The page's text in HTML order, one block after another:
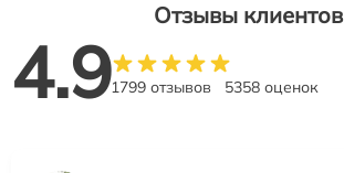
Отзывы клиентов
4.91799 отзывов 5358 оценок